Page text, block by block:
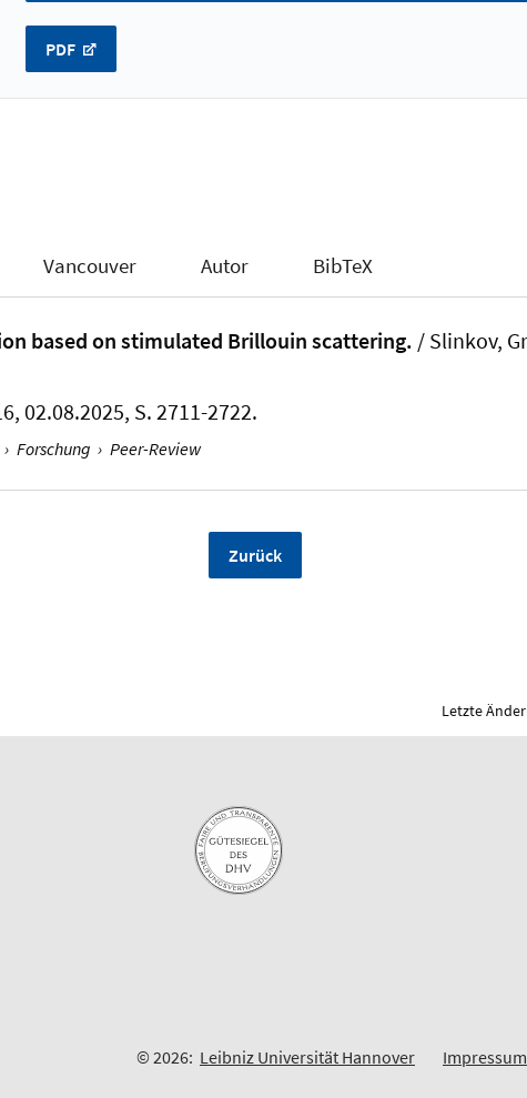
PDF
Vancouver Autor BibTeX
based on stimulated Brillouin scattering. / Slinkov,
02.08.2025, S. 2711-2722.
› Forschung › Peer-Review
Zurück
Letzte
© 2026: Leibniz Universität Hannover Impressum